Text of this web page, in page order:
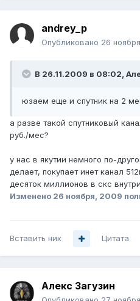
andrey_p
Опубликовано 26
В 26.11.2009 в 08:02,
юзаем еще и спутник на 2
а разве такой спутниковый
руб./мес?
у нас в якутии немного по-
делает, покупает инет канал
десяток миллионов в скс
Изменено 26 ноября, 2009
Вставить ник Цитата
Алекс Загузин